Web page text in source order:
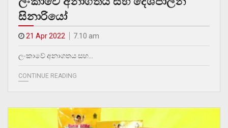
සිනාරියෝ
21 Apr 2022 7.10 am
ලංකාවේ අනාගතය සහ…
CONTINUE READING